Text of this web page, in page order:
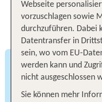
Dein
am Bodensee
Wandern und
ganze Familie
Webseite
vorzuschlagen sowie
durchzuführen. Dabei
Datentransfer in
sein, wo vom EU-
werden kann und
nicht ausgeschlossen
Sie können mehr